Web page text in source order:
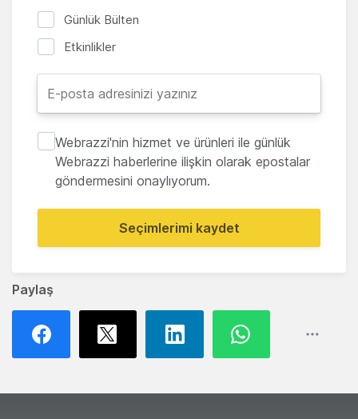
Paylaş
Günlük Bülten
Etkinlikler
Webrazzi'nin hizmet ve ürünleri ile günlük
Webrazzi haberlerine ilişkin olarak epostalar
göndermesini onaylıyorum.
Seçimlerimi kaydet